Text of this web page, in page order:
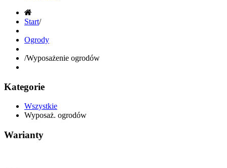
Start/
Ogrody
/Wyposażenie ogrodów
Kategorie
Wszystkie
Wyposaż. ogrodów
Warianty